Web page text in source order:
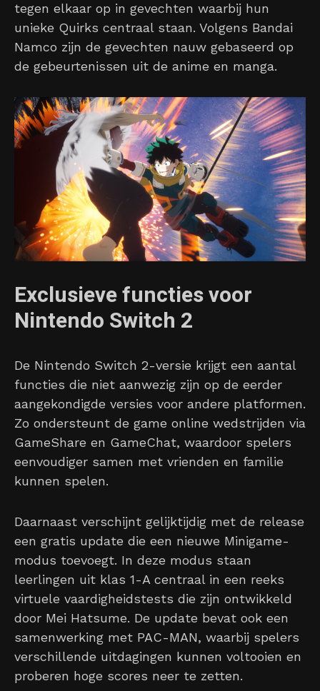
tegen elkaar op in gevechten waarbij hun
unieke Quirks centraal staan. Volgens Bandai
Namco zijn de gevechten nauw gebaseerd op
de gebeurtenissen uit de anime en manga.
Exclusieve functies voor
Nintendo Switch 2
De Nintendo Switch 2-versie krijgt een aantal
functies die niet aanwezig zijn op de eerder
aangekondigde versies voor andere platformen.
Zo ondersteunt de game online wedstrijden via
GameShare en GameChat, waardoor spelers
eenvoudiger samen met vrienden en familie
kunnen spelen.
Daarnaast verschijnt gelijktijdig met de release
een gratis update die een nieuwe Minigame-
modus toevoegt. In deze modus staan
leerlingen uit klas 1-A centraal in een reeks
virtuele vaardigheidstests die zijn ontwikkeld
door Mei Hatsume. De update bevat ook een
samenwerking met PAC-MAN, waarbij spelers
verschillende uitdagingen kunnen voltooien en
proberen hoge scores neer te zetten.